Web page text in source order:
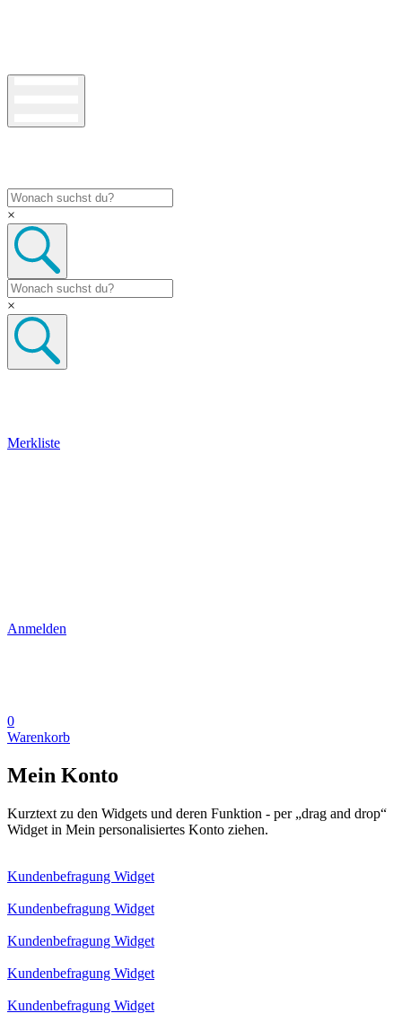
×
×
Merkliste
Anmelden
0
Warenkorb
Mein Konto
Kurztext zu den Widgets und deren Funktion - per „drag and drop“
Widget in Mein personalisiertes Konto ziehen.
Kundenbefragung Widget
Kundenbefragung Widget
Kundenbefragung Widget
Kundenbefragung Widget
Kundenbefragung Widget